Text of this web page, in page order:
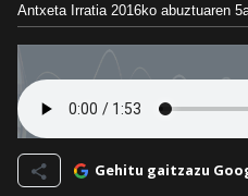
Antxeta Irratia 2016ko abuztuaren
Gehitu gaitzazu